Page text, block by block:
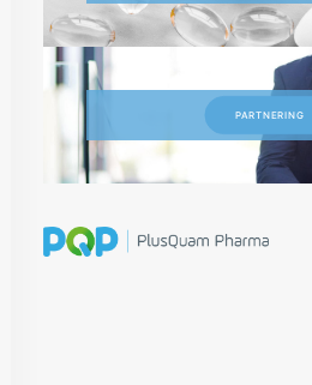
PARTNERING